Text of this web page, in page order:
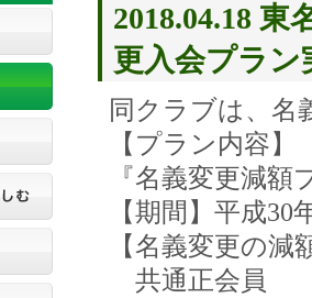
2018.04.18
更入会プラン
同クラブは、名
【プラン内容】
『名義変更減
【期間】平成30
【名義変更の減
共通正会員